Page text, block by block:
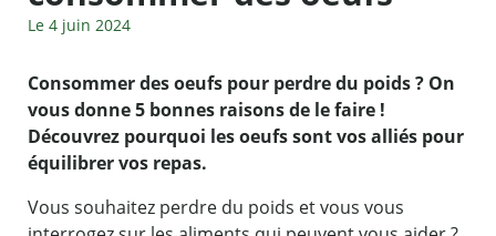
Le 4 juin 2024
Consommer des oeufs pour perdre du poids ? On
vous donne 5 bonnes raisons de le faire !
Découvrez pourquoi les oeufs sont vos alliés pour
équilibrer vos repas.
Vous souhaitez perdre du poids et vous vous